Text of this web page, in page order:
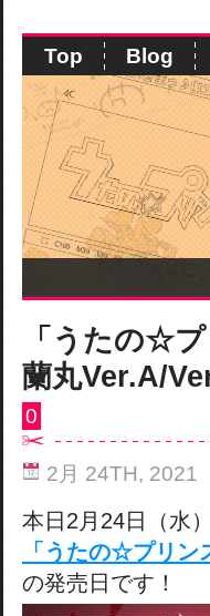
Top Blog
「うたの☆
蘭丸Ver.A/
0
2月 24TH, 2021
本日2月24日（水
「うたの☆プリン
の発売日です！